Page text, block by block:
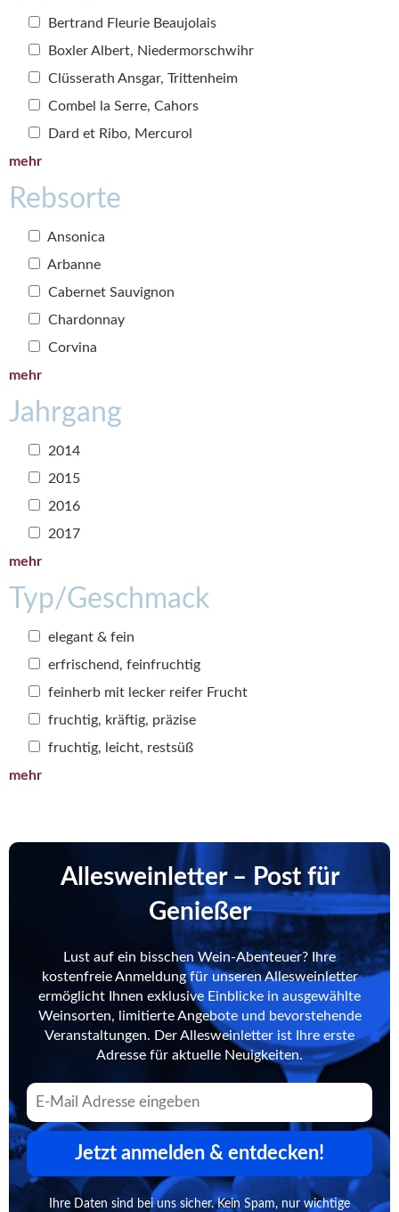
Bertrand Fleurie Beaujolais
Boxler Albert, Niedermorschwihr
Clüsserath Ansgar, Trittenheim
Combel la Serre, Cahors
Dard et Ribo, Mercurol
mehr
Rebsorte
Ansonica
Arbanne
Cabernet Sauvignon
Chardonnay
Corvina
mehr
Jahrgang
2014
2015
2016
2017
mehr
Typ/Geschmack
elegant & fein
erfrischend, feinfruchtig
feinherb mit lecker reifer Frucht
fruchtig, kräftig, präzise
fruchtig, leicht, restsüß
mehr
Allesweinletter – Post für
Genießer
Lust auf ein bisschen Wein-Abenteuer? Ihre
kostenfreie Anmeldung für unseren Allesweinletter
ermöglicht Ihnen exklusive Einblicke in ausgewählte
Weinsorten, limitierte Angebote und bevorstehende
Veranstaltungen. Der Allesweinletter ist Ihre erste
Adresse für aktuelle Neuigkeiten.
Jetzt anmelden & entdecken!
Ihre Daten sind bei uns sicher. Kein Spam, nur wichtige